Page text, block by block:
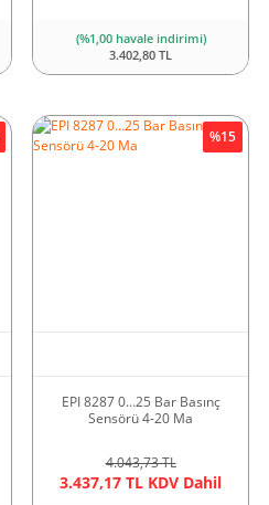
(%1,00 havale indirimi)
3.402,80 TL
EPI 8287 0…25 Bar Basınç
Sensörü 4-20 Ma
4.043,73 TL
3.437,17 TL KDV Dahil
%15